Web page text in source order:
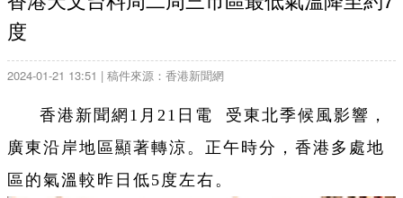
度
2024-01-21 13:51 | 稿件來源：香港新聞網
香港新聞網1月21日電 受東北季候風影響，
廣東沿岸地區顯著轉涼。正午時分，香港多處地
區的氣溫較昨日低5度左右。